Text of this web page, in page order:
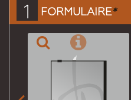
1 FORMULAIRE*